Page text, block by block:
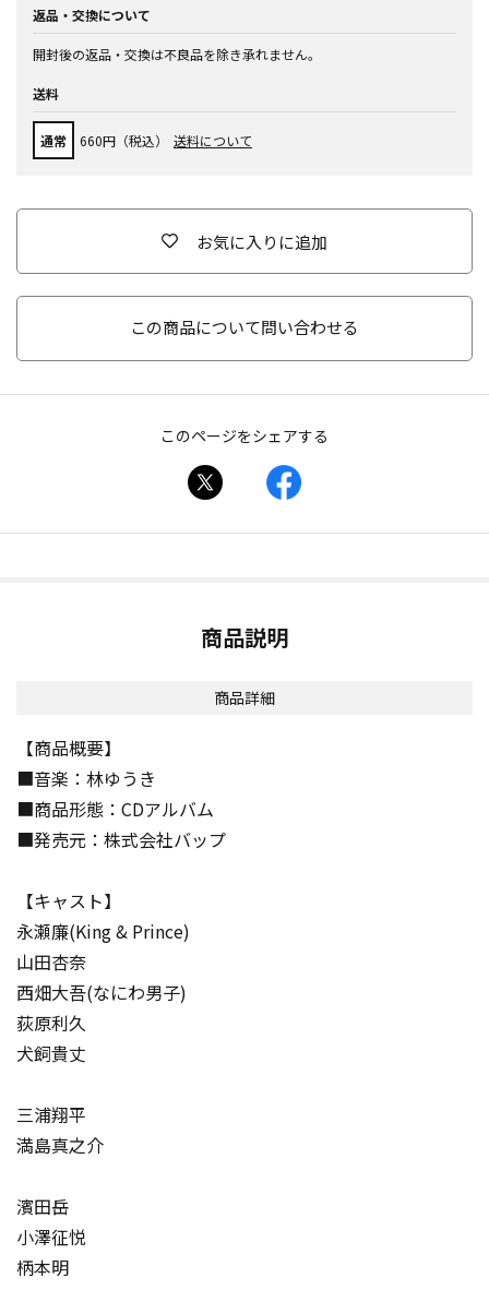
返品・交換について
開封後の返品・交換は不良品を除き承れません。
送料
通常 660円（税込） 送料について
お気に入りに追加
この商品について問い合わせる
このページをシェアする
商品説明
商品詳細
【商品概要】
■音楽：林ゆうき
■商品形態：CDアルバム
■発売元：株式会社バップ
【キャスト】
永瀬廉(King & Prince)
山田杏奈
西畑大吾(なにわ男子)
荻原利久
犬飼貴丈
三浦翔平
満島真之介
濱田岳
小澤征悦
柄本明